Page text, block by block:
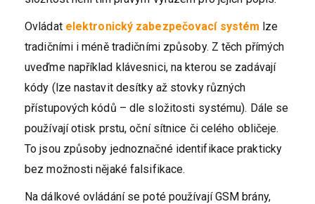
Ovládat elektronický zabezpečovací systém lze
tradičními i méně tradičními způsoby. Z těch přímých
uveďme například klávesnici, na kterou se zadávají
kódy (lze nastavit desítky až stovky různých
přístupových kódů – dle složitosti systému). Dále se
používají otisk prstu, oční sítnice či celého obličeje.
To jsou způsoby jednoznačné identifikace prakticky
bez možnosti nějaké falsifikace.
Na dálkové ovládání se poté používají GSM brány,